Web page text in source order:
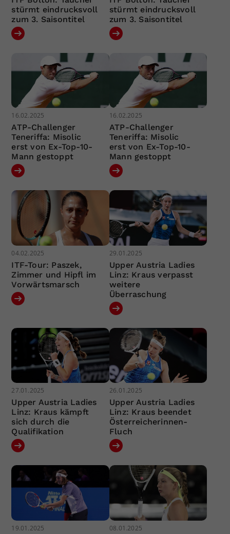
stürmt eindrucksvoll
zum 3. Saisontitel
stürmt eindrucksvoll
zum 3. Saisontitel
16.02.2025
ATP-Challenger
Teneriffa: Misolic
erst von Ex-Top-10-
Mann gestoppt
16.02.2025
ATP-Challenger
Teneriffa: Misolic
erst von Ex-Top-10-
Mann gestoppt
04.02.2025
ITF-Tour: Paszek,
Zimmer und Hipfl im
Vorwärtsmarsch
29.01.2025
Upper Austria Ladies
Linz: Kraus verpasst
weitere
Überraschung
27.01.2025
Upper Austria Ladies
Linz: Kraus kämpft
sich durch die
Qualifikation
26.01.2025
Upper Austria Ladies
Linz: Kraus beendet
Österreicherinnen-
Fluch
19.01.2025 08.01.2025